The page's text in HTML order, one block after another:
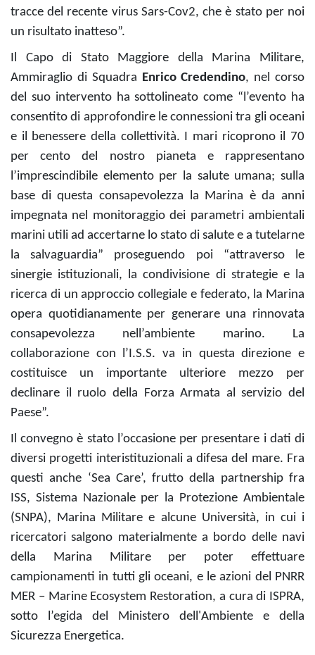
tracce del recente virus Sars-Cov2, che è stato per noi
un risultato inatteso”.
Il Capo di Stato Maggiore della Marina Militare,
Ammiraglio di Squadra Enrico Credendino, nel corso
del suo intervento ha sottolineato come “l’evento ha
consentito di approfondire le connessioni tra gli oceani
e il benessere della collettività. I mari ricoprono il 70
per cento del nostro pianeta e rappresentano
l’imprescindibile elemento per la salute umana; sulla
base di questa consapevolezza la Marina è da anni
impegnata nel monitoraggio dei parametri ambientali
marini utili ad accertarne lo stato di salute e a tutelarne
la salvaguardia” proseguendo poi “attraverso le
sinergie istituzionali, la condivisione di strategie e la
ricerca di un approccio collegiale e federato, la Marina
opera quotidianamente per generare una rinnovata
consapevolezza nell’ambiente marino. La
collaborazione con l’I.S.S. va in questa direzione e
costituisce un importante ulteriore mezzo per
declinare il ruolo della Forza Armata al servizio del
Paese”.
Il convegno è stato l’occasione per presentare i dati di
diversi progetti interistituzionali a difesa del mare. Fra
questi anche ‘Sea Care’, frutto della partnership fra
ISS, Sistema Nazionale per la Protezione Ambientale
(SNPA), Marina Militare e alcune Università, in cui i
ricercatori salgono materialmente a bordo delle navi
della Marina Militare per poter effettuare
campionamenti in tutti gli oceani, e le azioni del PNRR
MER – Marine Ecosystem Restoration, a cura di ISPRA,
sotto l’egida del Ministero dell'Ambiente e della
Sicurezza Energetica.